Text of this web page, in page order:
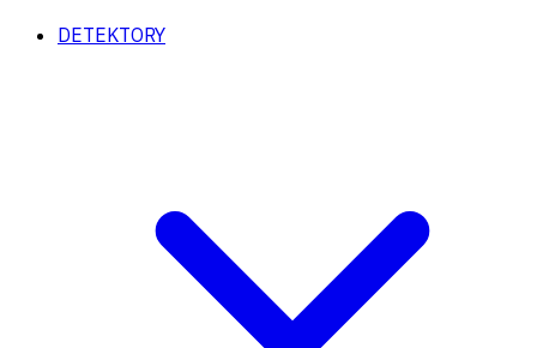
DETEKTORY